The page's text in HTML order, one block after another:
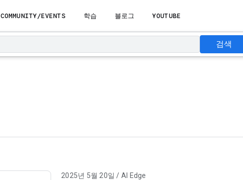
COMMUNITY/EVENTS 학습 블로그 YOUTUBE
검색
2025년 5월 20일 / AI Edge